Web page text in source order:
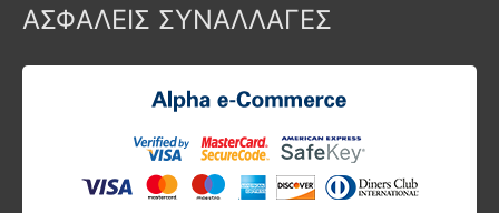
ΑΣΦΑΛΕΙΣ ΣΥΝΑΛΛΑΓΕΣ